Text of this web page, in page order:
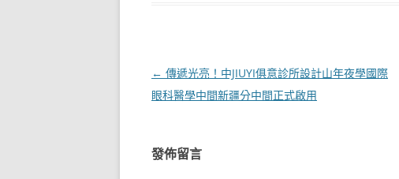
文
章
← 傳遞光亮！中JIUYI俱意診所設計山年夜學國際
眼科醫學中間新疆分中間正式啟用
發佈留言